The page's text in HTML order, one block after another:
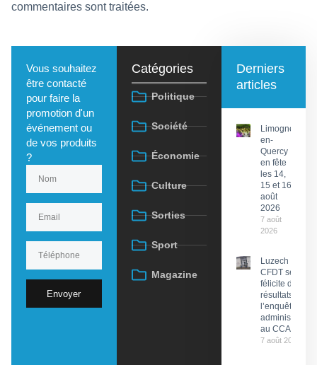
commentaires sont traitées.
Vous souhaitez
être contacté
pour faire la
promotion d'un
événement ou
de vos produits
?
Envoyer
Catégories
Politique
Société
Économie
Culture
Sorties
Sport
Magazine
Derniers
articles
Limogne-
en-
Quercy
en fête
les 14,
15 et 16
août
2026
7 août
2026
Luzech : La
CFDT se
félicite des
résultats de
l’enquête
administrative
au CCAS
7 août 2026